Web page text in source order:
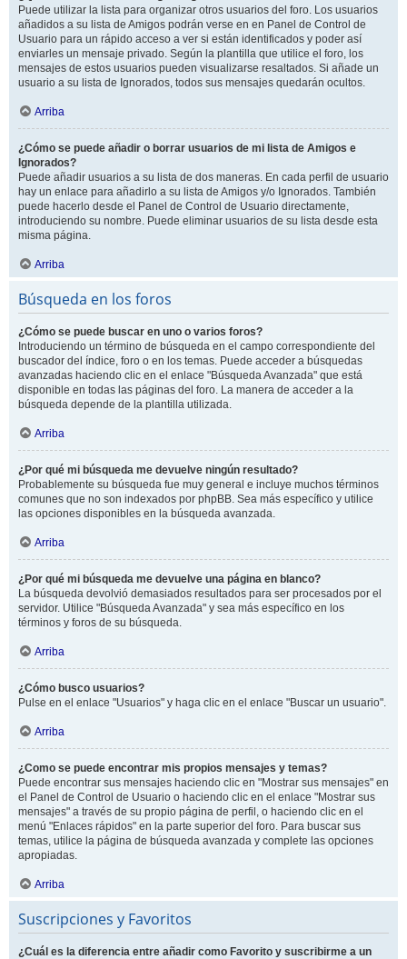
Puede utilizar la lista para organizar otros usuarios del foro. Los usuarios
añadidos a su lista de Amigos podrán verse en en Panel de Control de
Usuario para un rápido acceso a ver si están identificados y poder así
enviarles un mensaje privado. Según la plantilla que utilice el foro, los
mensajes de estos usuarios pueden visualizarse resaltados. Si añade un
usuario a su lista de Ignorados, todos sus mensajes quedarán ocultos.
Arriba
¿Cómo se puede añadir o borrar usuarios de mi lista de Amigos e
Ignorados?
Puede añadir usuarios a su lista de dos maneras. En cada perfil de usuario
hay un enlace para añadirlo a su lista de Amigos y/o Ignorados. También
puede hacerlo desde el Panel de Control de Usuario directamente,
introduciendo su nombre. Puede eliminar usuarios de su lista desde esta
misma página.
Arriba
Búsqueda en los foros
¿Cómo se puede buscar en uno o varios foros?
Introduciendo un término de búsqueda en el campo correspondiente del
buscador del índice, foro o en los temas. Puede acceder a búsquedas
avanzadas haciendo clic en el enlace "Búsqueda Avanzada" que está
disponible en todas las páginas del foro. La manera de acceder a la
búsqueda depende de la plantilla utilizada.
Arriba
¿Por qué mi búsqueda me devuelve ningún resultado?
Probablemente su búsqueda fue muy general e incluye muchos términos
comunes que no son indexados por phpBB. Sea más específico y utilice
las opciones disponibles en la búsqueda avanzada.
Arriba
¿Por qué mi búsqueda me devuelve una página en blanco?
La búsqueda devolvió demasiados resultados para ser procesados por el
servidor. Utilice "Búsqueda Avanzada" y sea más específico en los
términos y foros de su búsqueda.
Arriba
¿Cómo busco usuarios?
Pulse en el enlace "Usuarios" y haga clic en el enlace "Buscar un usuario".
Arriba
¿Como se puede encontrar mis propios mensajes y temas?
Puede encontrar sus mensajes haciendo clic en "Mostrar sus mensajes" en
el Panel de Control de Usuario o haciendo clic en el enlace "Mostrar sus
mensajes" a través de su propio página de perfil, o haciendo clic en el
menú "Enlaces rápidos" en la parte superior del foro. Para buscar sus
temas, utilice la página de búsqueda avanzada y complete las opciones
apropiadas.
Arriba
Suscripciones y Favoritos
¿Cuál es la diferencia entre añadir como Favorito y suscribirme a un